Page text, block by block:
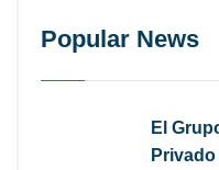
Popular News
El